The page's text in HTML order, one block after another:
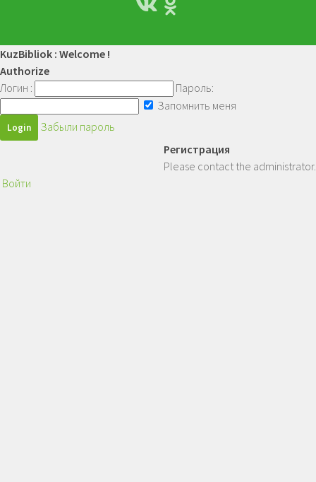
KuzBibliok : Welcome !
Authorize
Логин :
Пароль:
Запомнить меня
Забыли пароль
Регистрация
Please contact the administrator.
Войти